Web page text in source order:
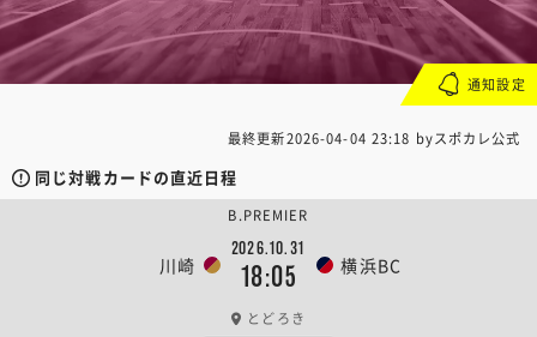
最終更新2026-04-04 23:18 byスポカレ公式
同じ対戦カードの直近日程
川崎
2026.10.31
18:05 横浜BC
B.PREMIER
とどろき
通知設定